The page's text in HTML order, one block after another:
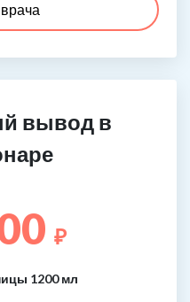
вывод в
₽
1200 мл